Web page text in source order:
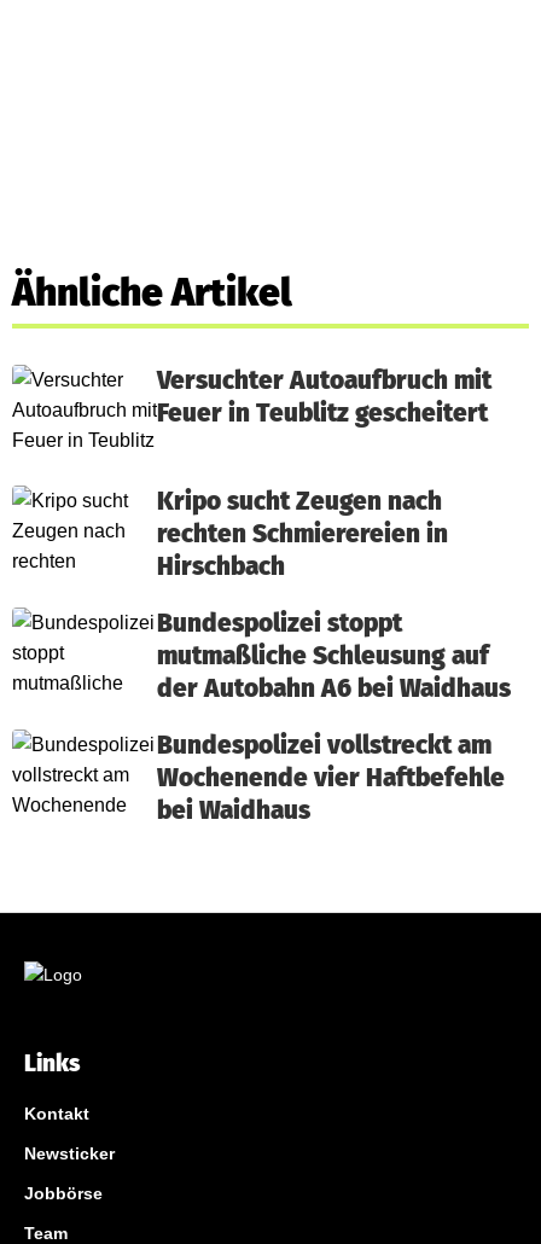
Ähnliche Artikel
Versuchter Autoaufbruch mit
Feuer in Teublitz gescheitert
Kripo sucht Zeugen nach
rechten Schmierereien in
Hirschbach
Bundespolizei stoppt
mutmaßliche Schleusung auf
der Autobahn A6 bei Waidhaus
Bundespolizei vollstreckt am
Wochenende vier Haftbefehle
bei Waidhaus
Links
Kontakt
Newsticker
Jobbörse
Team